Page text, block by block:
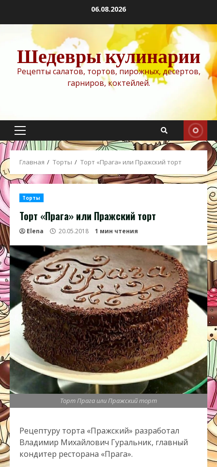
содержимому
06.08.2026
Шедевры кулинарии
Рецепты салатов, тортов, пирожных, десертов,
гарниров, коктейлей.
Основное
меню
Главная Торты Торт «Прага» или Пражский торт
Торты
Торт «Прага» или Пражский торт
Elena 20.05.2018 1 мин чтения
Торт Прага или Пражский торт
Рецептуру торта «Пражский» разработал
Владимир Михайлович Гуральник, главный
кондитер ресторана «Прага».